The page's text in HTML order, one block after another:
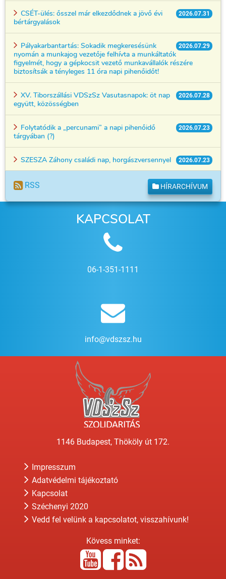
2026.07.31
CSÉT-ülés: ősszel már elkezdődnek a jövő évi
bértárgyalások
2026.07.29
Pályakarbantartás: Sokadik megkeresésünk
nyomán a munkajog vezetője felhívta a munkáltatók
figyelmét, hogy a gépkocsit vezető munkavállalók részére
biztosítsák a tényleges 11 óra napi pihenőidőt!
2026.07.28
XV. Tiborszállási VDSzSz Vasutasnapok: öt nap
együtt, közösségben
2026.07.23
Folytatódik a „percunami” a napi pihenőidő
tárgyában (?)
2026.07.23
SZESZA Záhony családi nap, horgászversennyel
RSS HÍRARCHÍVUM
KAPCSOLAT
06-1-351-1111
info@vdszsz.hu
1146 Budapest, Thököly út 172.
Impresszum
Adatvédelmi tájékoztató
Kapcsolat
Széchenyi 2020
Vedd fel velünk a kapcsolatot, visszahívunk!
Kövess minket: